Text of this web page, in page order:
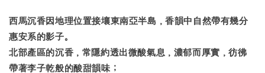
西馬沉香因地理位置接壤東南亞半島，香韻中自然帶有幾分
惠安系的影子。
北部產區的沉香，常隱約透出微酸氣息，濃郁而厚實，彷彿
帶著李子乾般的酸甜韻味；